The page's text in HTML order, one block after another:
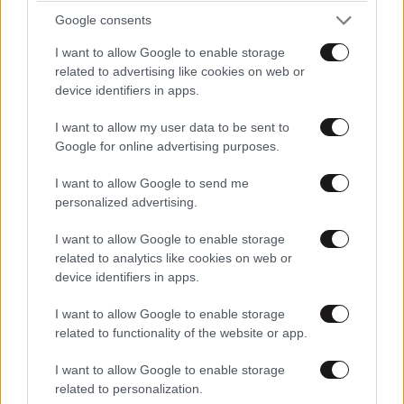
Google consents
I want to allow Google to enable storage
related to advertising like cookies on web or
device identifiers in apps.
I want to allow my user data to be sent to
Google for online advertising purposes.
I want to allow Google to send me
personalized advertising.
I want to allow Google to enable storage
related to analytics like cookies on web or
device identifiers in apps.
I want to allow Google to enable storage
related to functionality of the website or app.
I want to allow Google to enable storage
related to personalization.
Alexis. 23·11·2023 20:14
Κάτι μου θυμίζει.....
Απαντήστε
Se merikes oreines perioches tis Germanias chionisse
ligo.Ostosso to chioni den epesse akomi oli stin
aspra Christougenna!
ΠΕΡΙΣΣΟΤΕΡΑ ΣΧΟΛΙΑ
TRENDING